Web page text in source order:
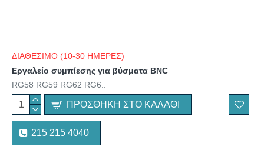
ΔΙΑΘΕΣΙΜΟ (10-30 ΗΜΕΡΕΣ)
Εργαλείο συμπίεσης για βύσματα BNC
RG58 RG59 RG62 RG6..
ΠΡΟΣΘΉΚΗ ΣΤΟ ΚΑΛΆΘΙ
215 215 4040